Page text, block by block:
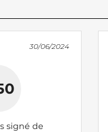
30/06/2024
signé de